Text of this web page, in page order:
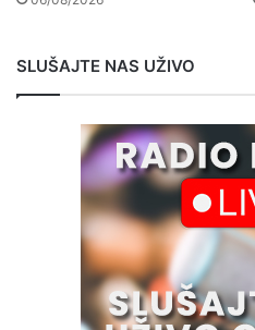
SLUŠAJTE NAS UŽIVO